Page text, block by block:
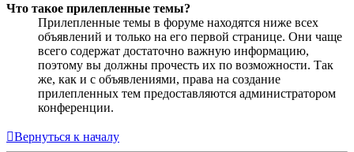
Что такое прилепленные темы?
Прилепленные темы в форуме находятся ниже всех
объявлений и только на его первой странице. Они чаще
всего содержат достаточно важную информацию,
поэтому вы должны прочесть их по возможности. Так
же, как и с объявлениями, права на создание
прилепленных тем предоставляются администратором
конференции.
Вернуться к началу